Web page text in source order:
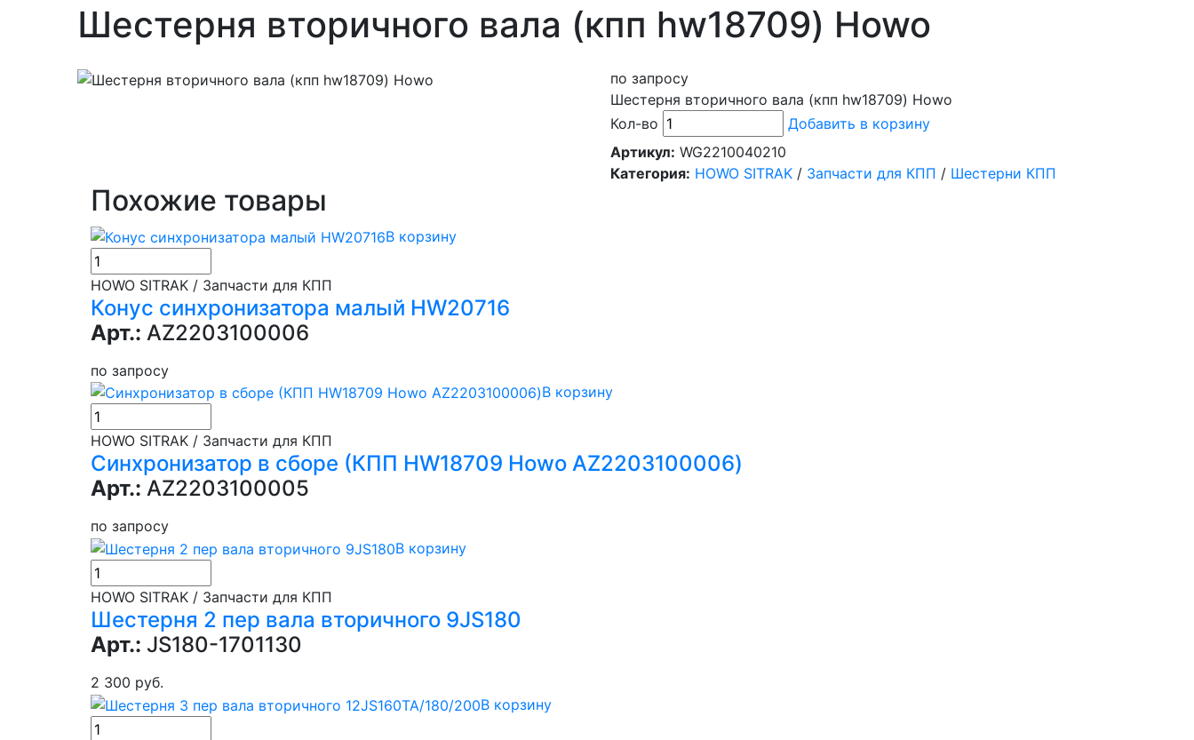
Шестерня вторичного вала (кпп hw18709) Howo
по запросу
Шестерня вторичного вала (кпп hw18709) Howo
Кол-во
Добавить в корзину
Артикул: WG2210040210
Категория: HOWO SITRAK / Запчасти для КПП / Шестерни КПП
Похожие товары
В корзину
HOWO SITRAK / Запчасти для КПП
Конус синхронизатора малый HW20716
Арт.: AZ2203100006
по запросу
В корзину
HOWO SITRAK / Запчасти для КПП
Синхронизатор в сборе (КПП HW18709 Howo AZ2203100006)
Арт.: AZ2203100005
по запросу
В корзину
HOWO SITRAK / Запчасти для КПП
Шестерня 2 пер вала вторичного 9JS180
Арт.: JS180-1701130
2 300 руб.
В корзину